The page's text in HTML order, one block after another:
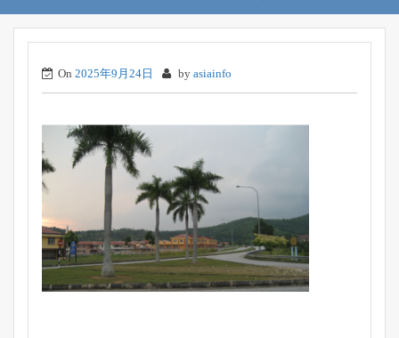
On 2025年9月24日 by asiainfo